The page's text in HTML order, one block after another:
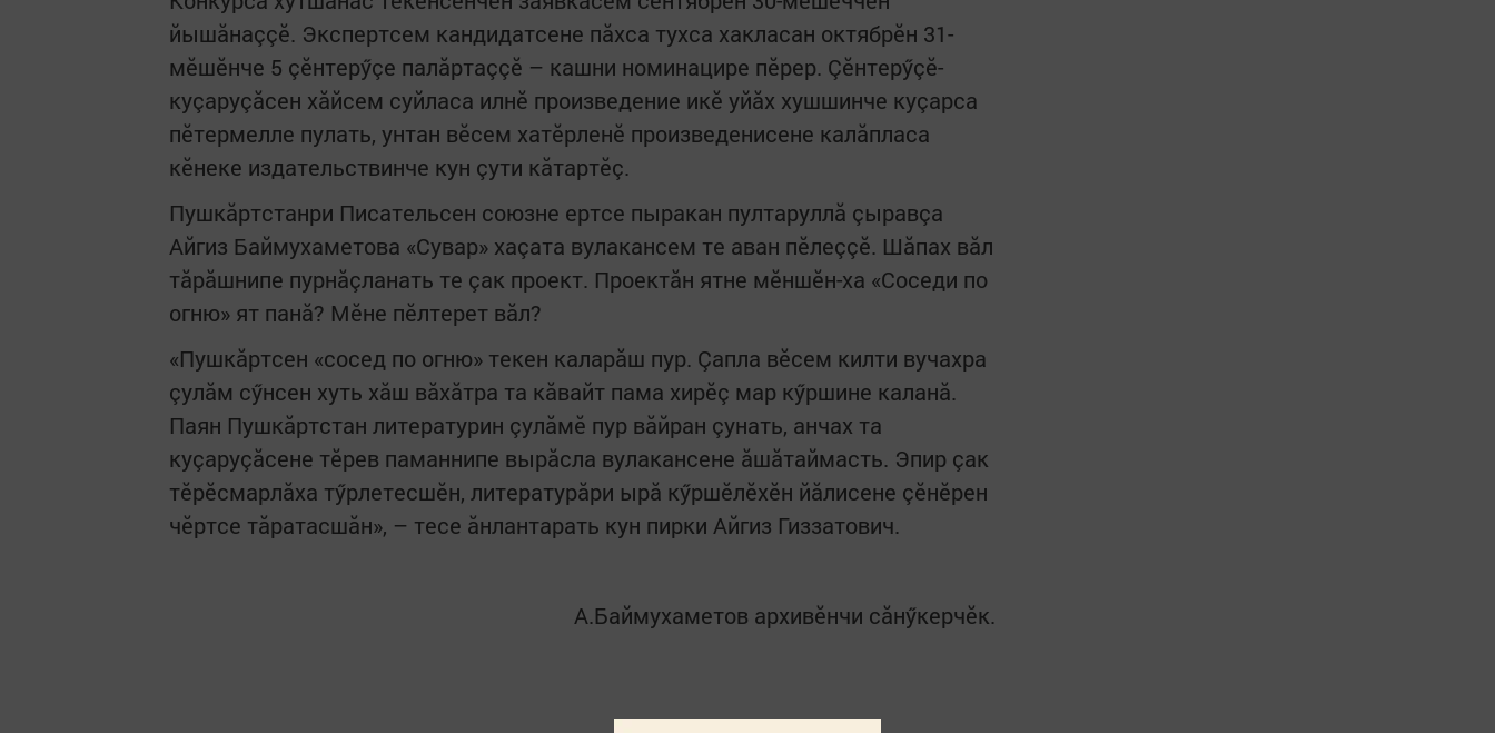
йышăнаççӗ. Экспертсем кандидатсене пăхса тухса хакласан октябрӗн 31-
мӗшӗнче 5 çӗнтерӳçе палăртаççӗ – кашни номинацире пӗрер. Çӗнтерӳçӗ-
куçаруçăсен хăйсем суйласа илнӗ произведение икӗ уйăх хушшинче куçарса
пӗтермелле пулать, унтан вӗсем хатӗрленӗ произведенисене калăпласа
кӗнеке издательствинче кун çути кăтартӗç.
Пушкăртстанри Писательсен союзне ертсе пыракан пултаруллă çыравçа
Айгиз Баймухаметова «Сувар» хаçата вулакансем те аван пӗлеççӗ. Шăпах вăл
тăрăшнипе пурнăçланать те çак проект. Проектăн ятне мӗншӗн-ха «Соседи по
огню» ят панă? Мӗне пӗлтерет вăл?
«Пушкăртсен «сосед по огню» текен каларăш пур. Çапла вӗсем килти вучахра
çулăм сӳнсен хуть хăш вăхăтра та кăвайт пама хирӗç мар кӳршине каланă.
Паян Пушкăртстан литературин çулăмӗ пур вăйран çунать, анчах та
куçаруçăсене тӗрев паманнипе вырăсла вулакансене ăшăтаймасть. Эпир çак
тӗрӗсмарлăха тӳрлетесшӗн, литературăри ырă кӳршӗлӗхӗн йăлисене çӗнӗрен
чӗртсе тăратасшăн», – тесе ăнлантарать кун пирки Айгиз Гиззатович.
А.Баймухаметов архивӗнчи сăнӳкерчӗк.